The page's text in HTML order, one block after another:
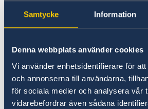
Samtycke Information
Denna webbplats använder cookies
Vi använder enhetsidentifierare för
och annonserna till användarna,
för sociala medier och analysera vår
vidarebefordrar även sådana
Horario telefónico:lunes a
09:00 - 12:00 hrs
Idiomas:sueco, inglés y